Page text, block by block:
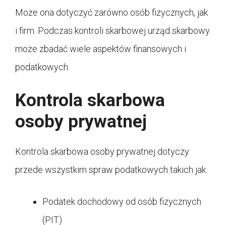
Może ona dotyczyć zarówno osób fizycznych, jak
i firm. Podczas kontroli skarbowej urząd skarbowy
może zbadać wiele aspektów finansowych i
podatkowych.
Kontrola skarbowa
osoby prywatnej
Kontrola skarbowa osoby prywatnej dotyczy
przede wszystkim spraw podatkowych takich jak:
Podatek dochodowy od osób fizycznych
(PIT)